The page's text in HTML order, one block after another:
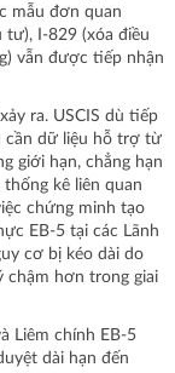
mẫu đơn quan
I-829 (xóa điều
vẫn được tiếp nhận
ra. USCIS dù tiếp
cần dữ liệu hỗ trợ từ
giới hạn, chẳng hạn
kê liên quan
chứng minh tạo
EB-5 tại các Lãnh
cơ bị kéo dài do
chậm hơn trong giai
Liêm chính EB-5
dài hạn đến